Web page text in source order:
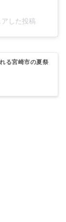
した投稿
る宮崎市の夏祭